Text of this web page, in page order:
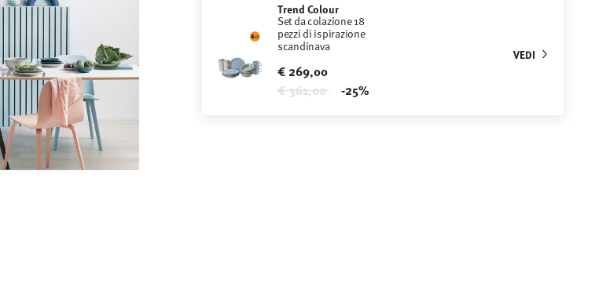
Trend Colour
Set da colazione 18
pezzi di ispirazione
scandinava
€ 269,00
Price reduced from
€ 361,00to -25%
VEDI